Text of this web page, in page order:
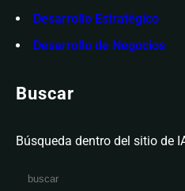
Desarrollo Estratégico
Desarrollo de Negocios
Buscar
Búsqueda dentro del sitio de